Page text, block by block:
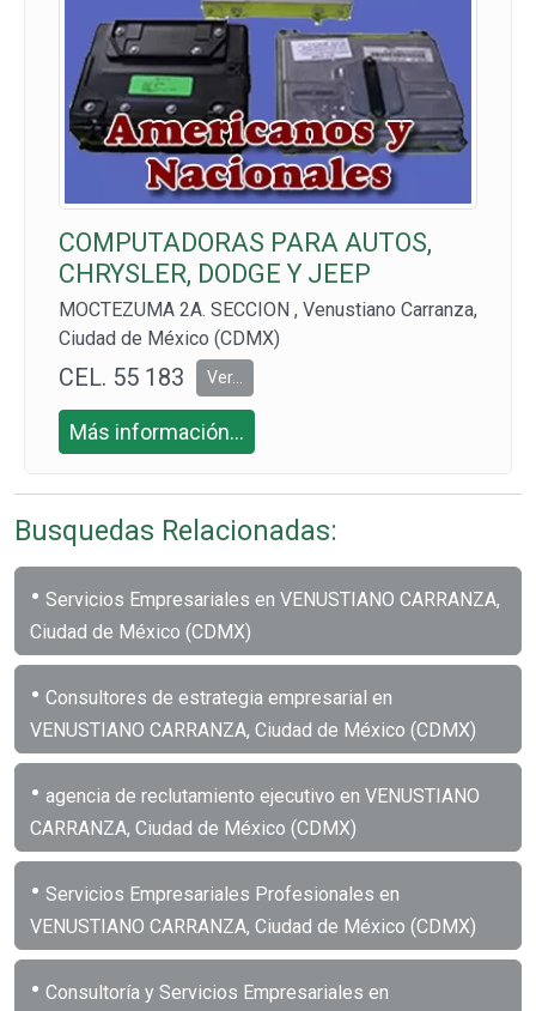
COMPUTADORAS PARA AUTOS,
CHRYSLER, DODGE Y JEEP
MOCTEZUMA 2A. SECCION , Venustiano Carranza,
Ciudad de México (CDMX)
CEL. 55 183
7 9150
Ver...
Más información...
Busquedas Relacionadas:
• Servicios Empresariales en VENUSTIANO CARRANZA,
Ciudad de México (CDMX)
• Consultores de estrategia empresarial en
VENUSTIANO CARRANZA, Ciudad de México (CDMX)
• agencia de reclutamiento ejecutivo en VENUSTIANO
CARRANZA, Ciudad de México (CDMX)
• Servicios Empresariales Profesionales en
VENUSTIANO CARRANZA, Ciudad de México (CDMX)
• Consultoría y Servicios Empresariales en